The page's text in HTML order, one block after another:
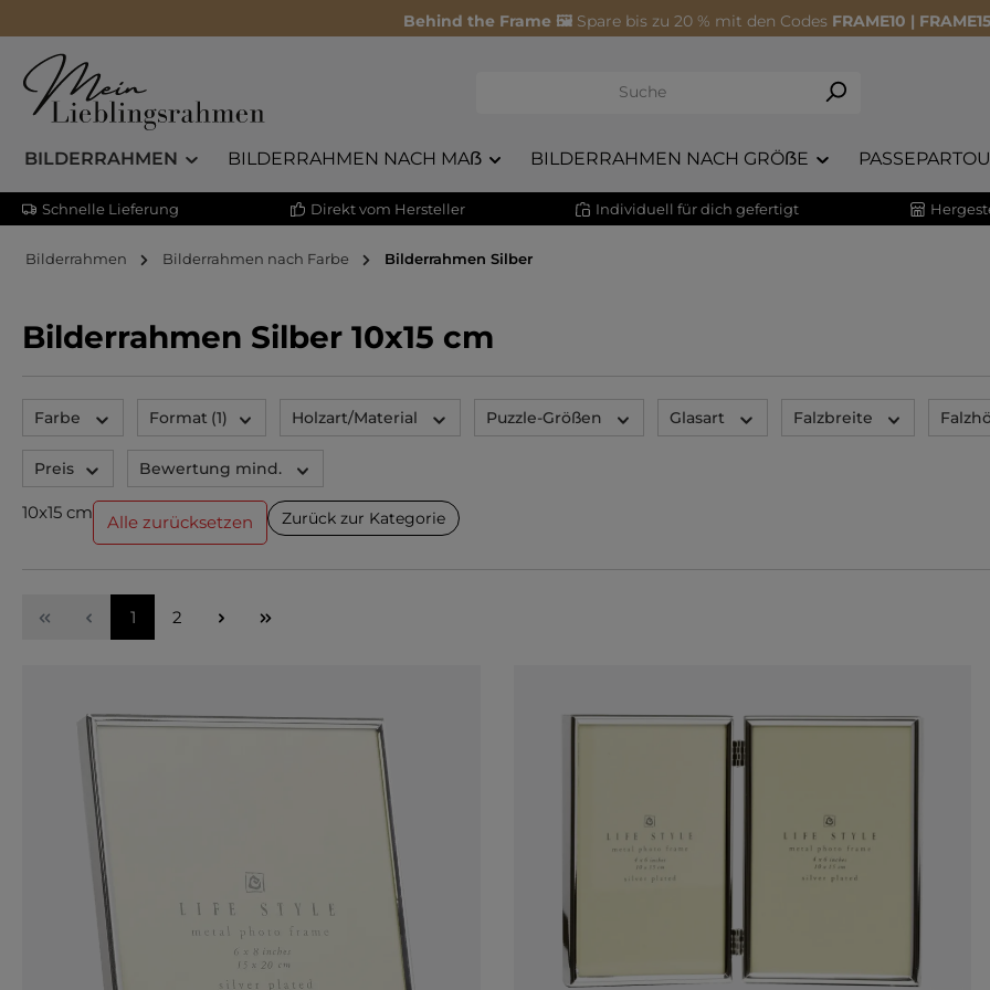
Behind the Frame 🖼️ Spare bis zu 20 % mit den Codes FRAME10 |
BILDERRAHMEN BILDERRAHMEN NACH MAẞ BILDERRAHMEN NACH GRÖẞE
Schnelle Lieferung Direkt vom Hersteller Individuell für dich gefertigt
Bilderrahmen Bilderrahmen nach Farbe Bilderrahmen Silber
Bilderrahmen Silber 10x15 cm
Farbe Format (1) Holzart/Material Puzzle-Größen Glasart Falzbreite
Preis Bewertung mind.
10x15 cm Alle zurücksetzen Zurück zur Kategorie
Seite
1 Seite
2